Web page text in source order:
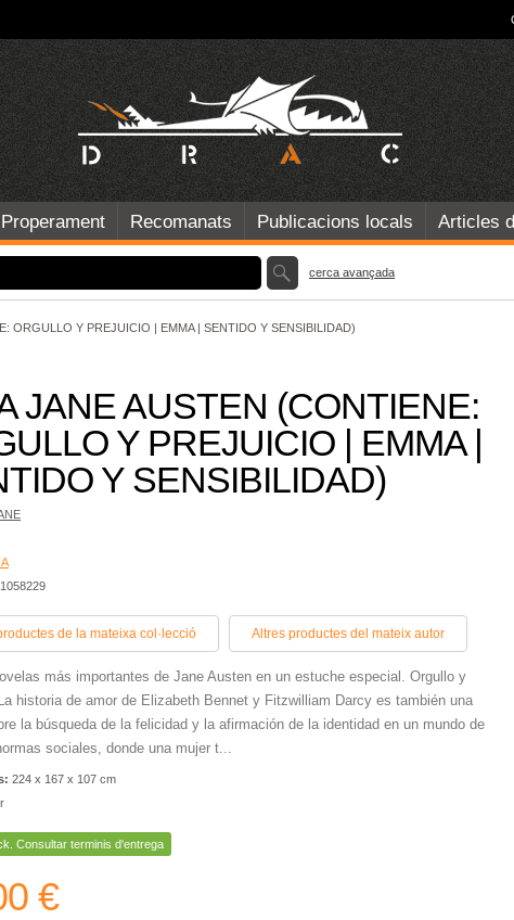
Properament Recomanats Publicacions locals Articles
cerca avançada
ORGULLO Y PREJUICIO | EMMA | SENTIDO Y SENSIBILIDAD)
JANE AUSTEN (CONTIENE:
Y PREJUICIO | EMMA |
Y SENSIBILIDAD)
de la mateixa col·lecció Altres productes del mateix autor
más importantes de Jane Austen en un estuche especial. Orgullo y
historia de amor de Elizabeth Bennet y Fitzwilliam Darcy es también una
la búsqueda de la felicidad y la afirmación de la identidad en un mundo de
sociales, donde una mujer t...
224 x 167 x 107 cm
Consultar terminis d'entrega
€